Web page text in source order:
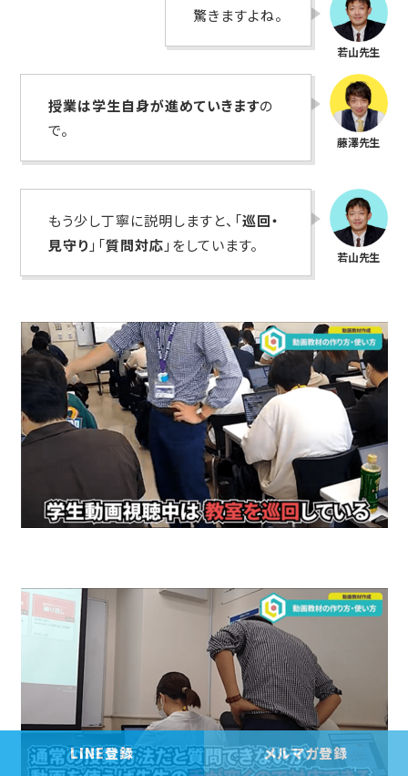
驚きますよね。
授業は学生自身が進めていきますの
で。
もう少し丁寧に説明しますと、「巡回・
見守り 」「質問対応 」をしています。
LINE登録 メルマガ登録